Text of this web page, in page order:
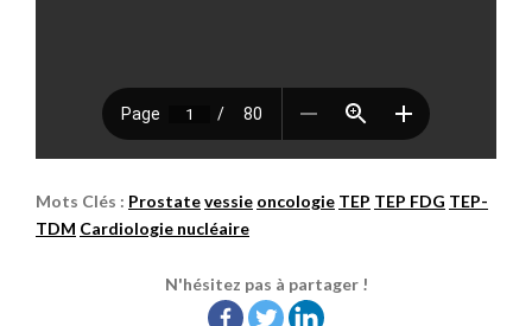
Mots Clés : Prostatevessie oncologie TEP TEP FDG TEP-
TDM Cardiologie nucléaire
N'hésitez pas à partager !